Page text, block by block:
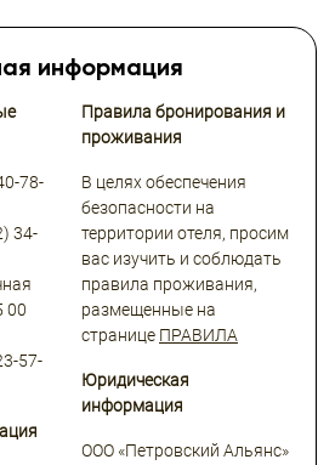
информация
78-
34-
00
57-
Правила бронирования и
проживания
В целях обеспечения
безопасности на
территории отеля, просим
вас изучить и соблюдать
правила проживания,
размещенные на
странице ПРАВИЛА
Юридическая
информация
ООО «Петровский Альянс»